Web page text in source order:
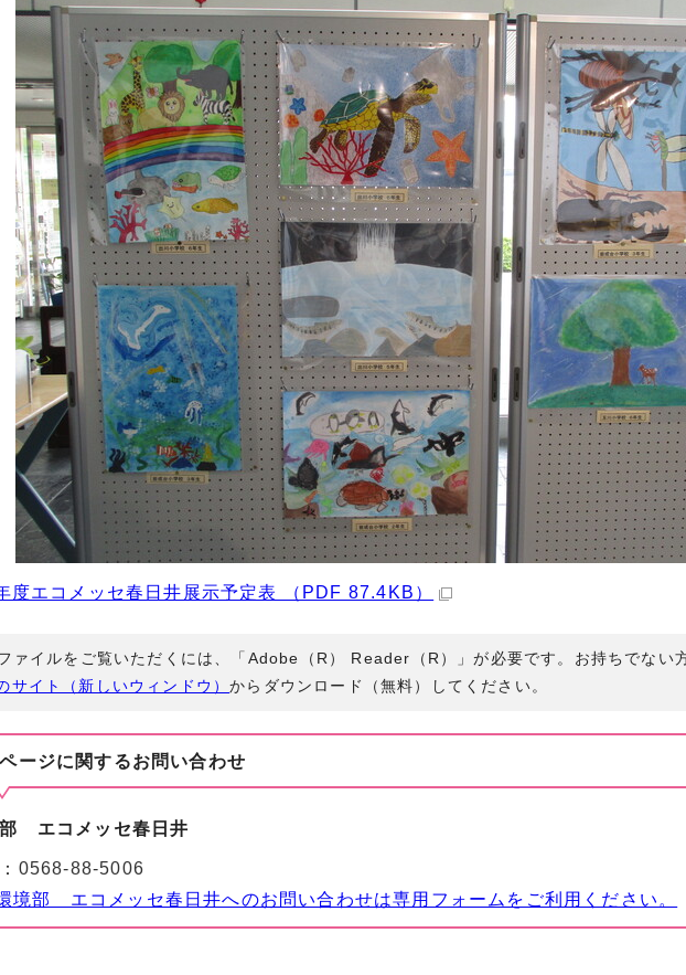
度エコメッセ春日井展示予定表 （PDF 87.4KB）
ァイルをご覧いただくには、「Adobe（R） Reader（R）」が必要です。お持ちでない
サイト（新しいウィンドウ）からダウンロード（無料）してください。
ージに関するお問い合わせ
エコメッセ春日井
0568-88-5006
境部 エコメッセ春日井へのお問い合わせは専用フォームをご利用ください。